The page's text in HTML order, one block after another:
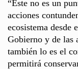
“Este no es un
acciones
ecosistema desde
Gobierno y de las
también lo es el
permitirá